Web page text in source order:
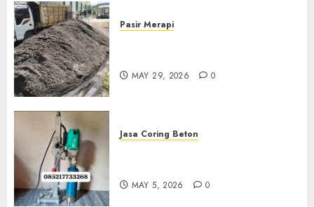
Pasir Merapi
MAY 29, 2026 0
Jasa Coring Beton
MAY 5, 2026 0